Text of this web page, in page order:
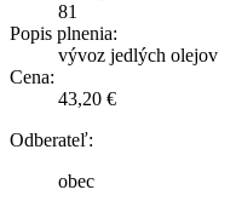
81
Popis plnenia:
vývoz jedlých olejov
Cena:
43,20 €
Odberateľ:
obec